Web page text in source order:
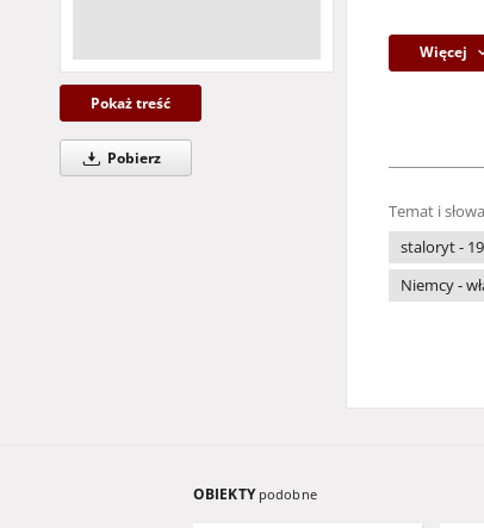
Pokaż treść
Pobierz
Więcej
Temat i
staloryt -
Niemcy -
OBIEKTY podobne